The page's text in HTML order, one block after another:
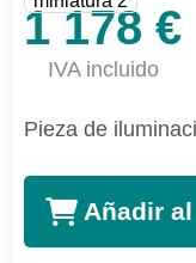
1 178 €
IVA incluido
Pieza de
Añadir